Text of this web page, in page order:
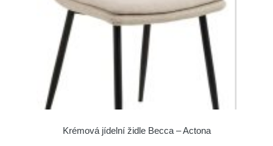
Krémová jídelní židle Becca – Actona